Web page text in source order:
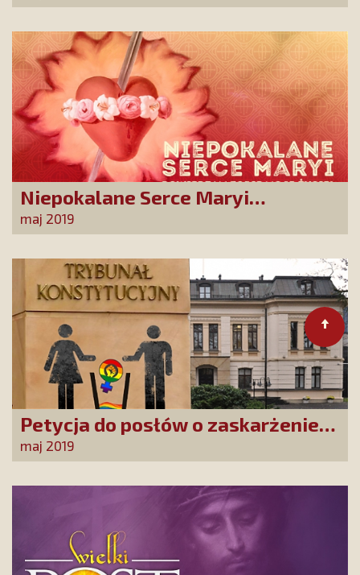
Niepokalane Serce Maryi
powierzam Tobie moje życie!
maj 2019
Petycja do posłów o zaskarżenie
konwencji stambulskiej w
Trybunale Konstytucyjnym
maj 2019